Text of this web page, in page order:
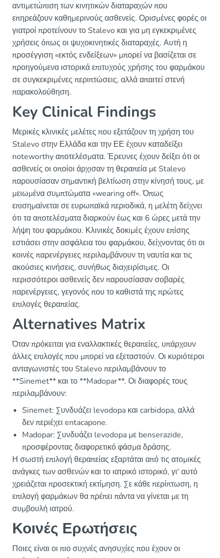
αντιμετώπιση των κινητικών διαταραχών που
επηρεάζουν καθημερινούς ασθενείς. Ορισμένες φορές οι
γιατροί προτείνουν το Stalevo και για μη εγκεκριμένες
χρήσεις όπως οι ψυχοκινητικές διαταραχές. Αυτή η
προσέγγιση «εκτός ενδείξεων» μπορεί να βασίζεται σε
προηγούμενα ιστορικά επιτυχούς χρήσης του φαρμάκου
σε συγκεκριμένες περιπτώσεις, αλλά απαιτεί στενή
παρακολούθηση.
Key Clinical Findings
Μερικές κλινικές μελέτες που εξετάζουν τη χρήση του
Stalevo στην Ελλάδα και την ΕΕ έχουν καταδείξει
noteworthy αποτελέσματα. Έρευνες έχουν δείξει ότι οι
ασθενείς οι οποίοι άρχισαν τη θεραπεία με Stalevo
παρουσίασαν σημαντική βελτίωση στην κίνησή τους, με
μειωμένα συμπτώματα «wearing off». Όπως
επισημαίνεται σε ευρωπαϊκά περιοδικά, η μελέτη δείχνει
ότι τα αποτελέσματα διαρκούν έως και 6 ώρες μετά την
λήψη του φαρμάκου. Κλινικές δοκιμές έχουν επίσης
εστιάσει στην ασφάλεια του φαρμάκου, δείχνοντας ότι οι
κοινές παρενέργειες περιλαμβάνουν τη ναυτία και τις
ακούσιες κινήσεις, συνήθως διαχειρίσιμες. Οι
περισσότεροι ασθενείς δεν παρουσίασαν σοβαρές
παρενέργειες, γεγονός που το καθιστά της πρώτες
επιλογές θεραπείας.
Alternatives Matrix
Όταν πρόκειται για εναλλακτικές θεραπείες, υπάρχουν
άλλες επιλογές που μπορεί να εξεταστούν. Οι κυριότεροι
ανταγωνιστές του Stalevo περιλαμβάνουν το
**Sinemet** και το **Madopar**. Οι διαφορές τους
περιλαμβάνουν:
Sinemet: Συνδυάζει levodopa και carbidopa, αλλά
δεν περιέχει entacapone.
Madopar: Συνδυάζει levodopa με benserazide,
προσφέροντας διαφορετικό φάσμα δράσης.
Η σωστή επιλογή θεραπείας εξαρτάται από τις ατομικές
ανάγκες των ασθενών και το ιατρικό ιστορικό, γι' αυτό
χρειάζεται προσεκτική εκτίμηση. Σε κάθε περίπτωση, η
επιλογή φαρμάκων θα πρέπει πάντα να γίνεται με τη
συμβουλή ιατρού.
Κοινές Ερωτήσεις
Ποιες είναι οι πιο συχνές ανησυχίες που έχουν οι